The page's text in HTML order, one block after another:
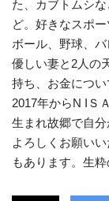
た、カブトムシ
ど。好きなスポ
ボール、野球、
優しい妻と2人の
持ち、お金につ
2017年からN IＳ
生まれ故郷で自分
よろしくお願い
もあります。生粋